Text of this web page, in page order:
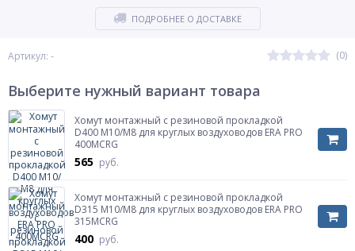
Артикул: - (0)
ПОДРОБНЕЕ О ДОСТАВКЕ
Выберите нужный вариант товара
Хомут монтажный с резиновой прокладкой
D400 М10/М8 для круглых воздуховодов ERA PRO
400MCRG
565 руб.
Хомут монтажный с резиновой прокладкой
D315 М10/М8 для круглых воздуховодов ERA PRO
315MCRG
400 руб.